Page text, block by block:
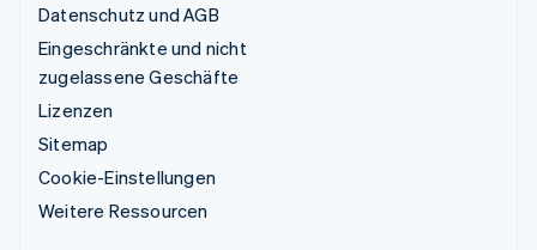
Datenschutz und AGB
Eingeschränkte und nicht
zugelassene Geschäfte
Lizenzen
Sitemap
Cookie-Einstellungen
Weitere Ressourcen